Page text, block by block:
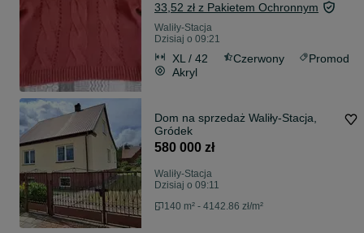
33,52 zł z Pakietem Ochronnym
Waliły-Stacja
Dzisiaj o 09:21
XL / 42 Czerwony
Promod
Akryl
Dom na sprzedaż Waliły-Stacja,
Gródek
580 000 zł
Waliły-Stacja
Dzisiaj o 09:11
140 m² - 4142.86 zł/m²